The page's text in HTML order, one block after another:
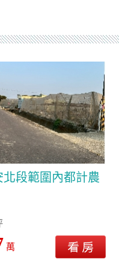
北段範圍內都計農
萬